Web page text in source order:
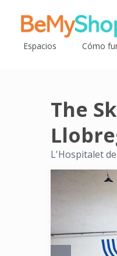
Espacios Cómo
The
L'Hospitalet